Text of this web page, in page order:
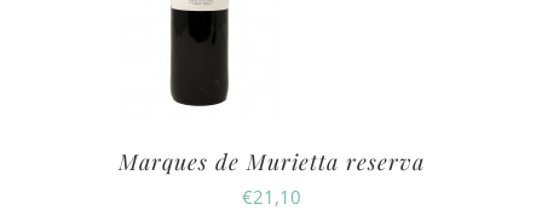
Marques de Murietta reserva
€21,10